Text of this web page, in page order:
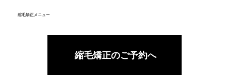
縮毛矯正のご予約へ
縮毛矯正メニュー